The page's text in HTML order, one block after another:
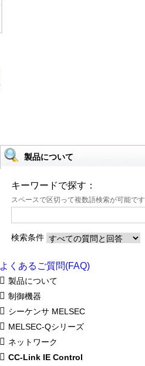
製品について
キーワードで探す：
スペースで区切って複数語検索が可能です
検索条件
よくあるご質問(FAQ)
製品について
制御機器
シーケンサ MELSEC
MELSEC-Qシリーズ
ネットワーク
CC-Link IE Control